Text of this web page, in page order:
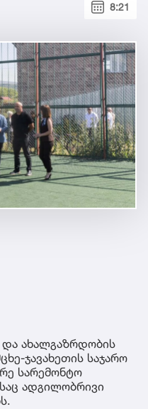
8:21
და ახალგაზრდობის
ჯავახეთის საჯარო
სარემონტო
ადგილობრივი